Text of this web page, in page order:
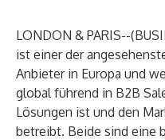
LONDON & PARIS--(
ist einer der
Anbieter in Europa und
global führend in B2B
Lösungen ist und den
betreibt. Beide sind eine